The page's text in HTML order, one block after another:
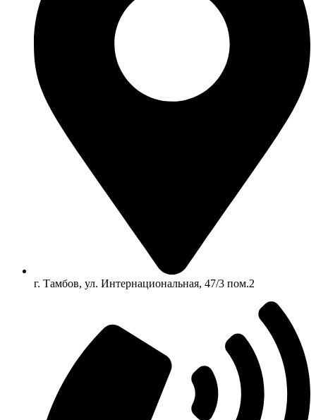
г. Тамбов, ул. Интернациональная, 47/3 пом.2